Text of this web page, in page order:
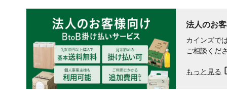
法人のお
カインズで
ご相談くだ
もっと見る